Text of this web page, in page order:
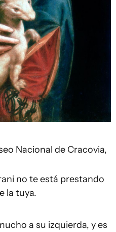
Nacional de Cracovia,
no te está prestando
la tuya.
a su izquierda, y es